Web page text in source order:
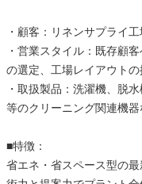
・顧客：リネンサプライ
・営業スタイル：既存顧
の選定、工場レイアウトの
・取扱製品：洗濯機、脱
等のクリーニング関連機器
■特徴：
省エネ・省スペース型の